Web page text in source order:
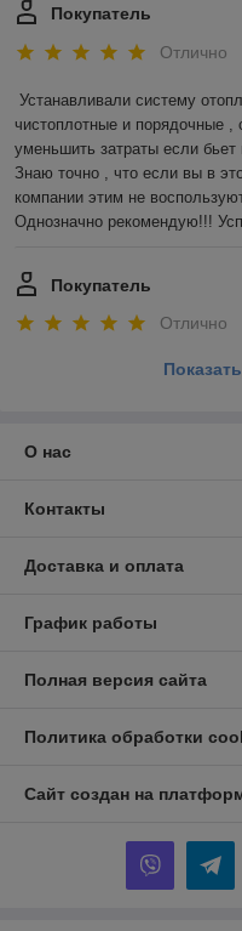
Покупатель
Отлично
Устанавливали систему
чистоплотные и порядочные ,
уменьшить затраты если бьет
Знаю точно , что если вы в
компании этим не
Однозначно рекомендую!!!
Покупатель
Отлично
О нас
Контакты
Доставка и оплата
График работы
Полная версия сайта
Политика обработки
Сайт создан на